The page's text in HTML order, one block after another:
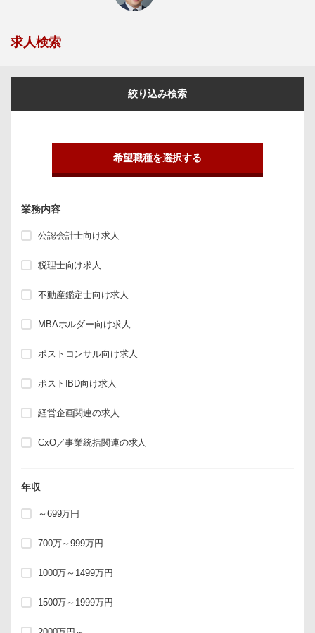
求人検索
絞り込み検索
希望職種を選択する
業務内容
公認会計士向け求人
税理士向け求人
不動産鑑定士向け求人
MBAホルダー向け求人
ポストコンサル向け求人
ポストIBD向け求人
経営企画関連の求人
CxO／事業統括関連の求人
年収
～699万円
700万～999万円
1000万～1499万円
1500万～1999万円